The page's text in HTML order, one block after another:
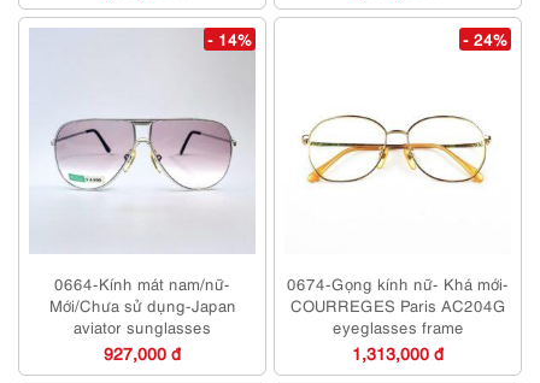
- 14%
0664-Kính mát nam/nữ-
Mới/Chưa sử dụng-Japan
aviator sunglasses
927,000 đ
- 24%
0674-Gọng kính nữ- Khá mới-
COURREGES Paris AC204G
eyeglasses frame
1,313,000 đ